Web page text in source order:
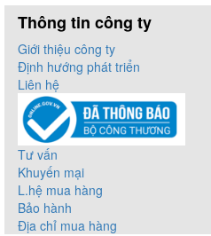
Thông tin công ty
Giới thiệu công ty
Định hướng phát triển
Liên hệ
Tư vấn
Khuyến mại
L.hệ mua hàng
Bảo hành
Địa chỉ mua hàng